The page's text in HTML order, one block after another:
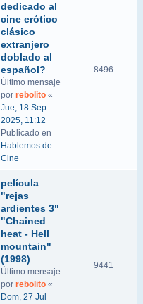
dedicado al
cine erótico
clásico
extranjero
doblado al
español?
Último mensaje
por rebolito «
Jue, 18 Sep
2025, 11:12
Publicado en
Hablemos de
Cine
8496
película
"rejas
ardientes 3"
"Chained
heat - Hell
mountain"
(1998)
Último mensaje
por rebolito «
Dom, 27 Jul
9441